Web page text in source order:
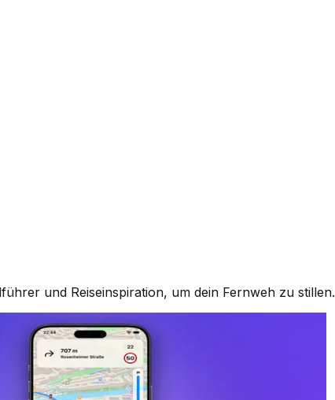
und Reiseinspiration, um dein Fernweh zu stillen.